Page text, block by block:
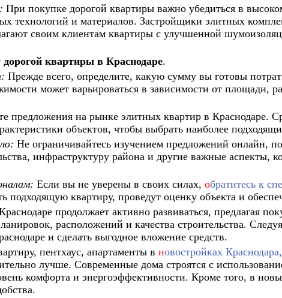
При покупке дорогой квартиры важно убедиться в
технологий и материалов. Застройщики элитных
своим клиентам квартиры с улучшенной
квартиры в Краснодаре.
Прежде всего, определите, какую сумму вы готовы
может варьироваться в зависимости от площади,
предложения на рынке элитных квартир в Краснодаре.
объектов, чтобы выбрать наиболее
Не ограничивайтесь изучением предложений онлайн,
инфраструктуру района и другие важные аспекты,
Если вы не уверены в своих силах, обратитесь к
подходящую квартиру, проведут оценку объекта и
продолжает активно развиваться, предлагая
расположений и качества строительства.
и сделать выгодное вложение средств.
пентхаус, апартаменты в новостройках Краснодара,
лучше. Современные дома строятся с
комфорта и энергоэффективности. Кроме того, в